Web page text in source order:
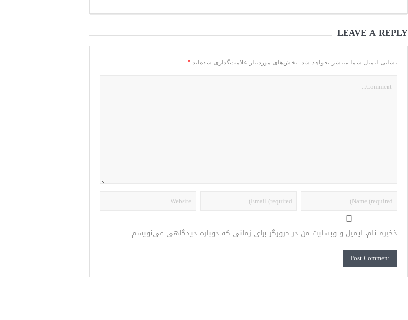
LEAVE A REPLY
نشانی ایمیل شما منتشر نخواهد شد. بخش‌های موردنیاز علامت‌گذاری شده‌اند *
ذخیره نام، ایمیل و وبسایت من در مرورگر برای زمانی که دوباره دیدگاهی می‌نویسم.